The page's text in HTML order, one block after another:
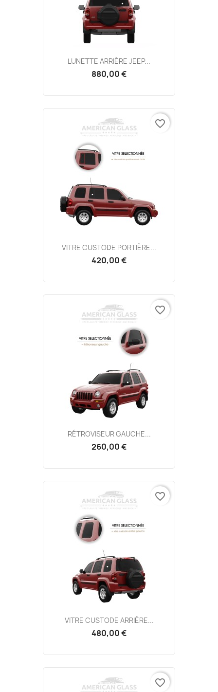
LUNETTE ARRIÈRE JEEP...
880,00 €
VITRE CUSTODE PORTIÈRE...
420,00 €
favorite_border
RÉTROVISEUR GAUCHE...
260,00 €
favorite_border
VITRE CUSTODE ARRIÈRE...
480,00 €
favorite_border
favorite_border